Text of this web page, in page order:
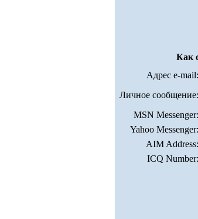
Как
Адрес e-mail:
Личное сообщение:
MSN Messenger:
Yahoo Messenger:
AIM Address:
ICQ Number: